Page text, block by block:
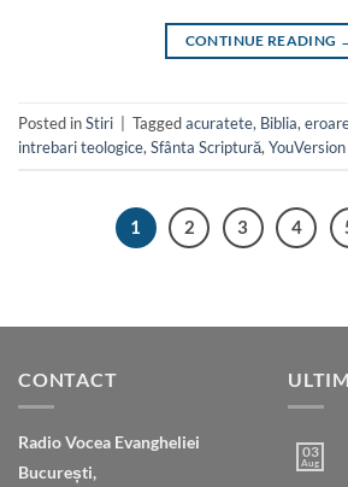
CONTINUE READING
Posted inStiri Taggedacuratete, Biblia,
intrebari teologice, Sfânta Scriptură, YouVersion
1 2 3 4
CONTACT
Radio Vocea Evangheliei
București,
03
Aug